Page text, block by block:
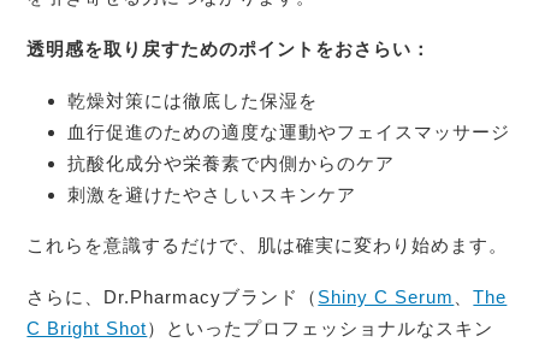
透明感を取り戻すためのポイントをおさらい：
乾燥対策には徹底した保湿を
血行促進のための適度な運動やフェイスマッサージ
抗酸化成分や栄養素で内側からのケア
刺激を避けたやさしいスキンケア
これらを意識するだけで、肌は確実に変わり始めます。
さらに、Dr.Pharmacyブランド（ Shiny C Serum 、The
C Bright Shot）といったプロフェッショナルなスキン